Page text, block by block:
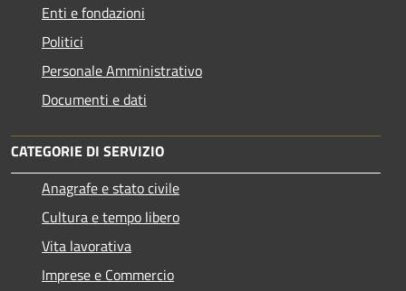
Enti e fondazioni
Politici
Personale Amministrativo
Documenti e dati
CATEGORIE DI SERVIZIO
Anagrafe e stato civile
Cultura e tempo libero
Vita lavorativa
Imprese e Commercio